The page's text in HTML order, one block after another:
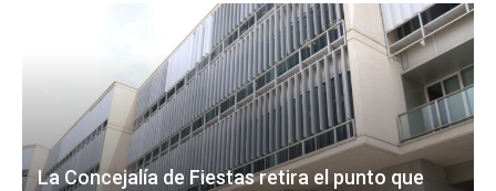
La Concejalía de Fiestas retira el punto que